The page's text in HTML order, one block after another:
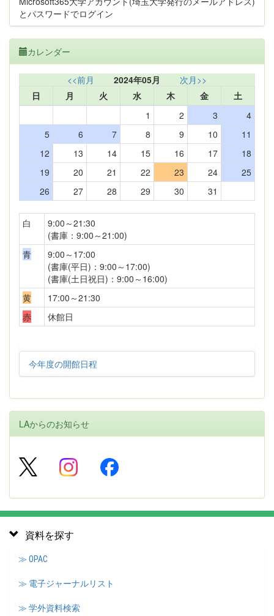
とパスワードでログイン
カレンダー
<<前月 2024年05月
次月>>
日
月 火 水 木 金
土
1
2 3
4
5
6 7 8 9 10
11
12
13 14 15 16 17
18
19
20 21 22 23 24
25
26
27 28 29 30 31
白
9:00～21:30
(書庫：9:00～21:00)
青
9:00～17:00
(書庫(平日)：9:00～17:00)
(書庫(土日祝日)：9:00～16:00)
黄
17:00～21:30
赤
休館日
今年度の開館日程
LAからのお知らせ
資料を探す
≫ OPAC
≫ 電子ジャーナルリスト
≫ 学外資料検索